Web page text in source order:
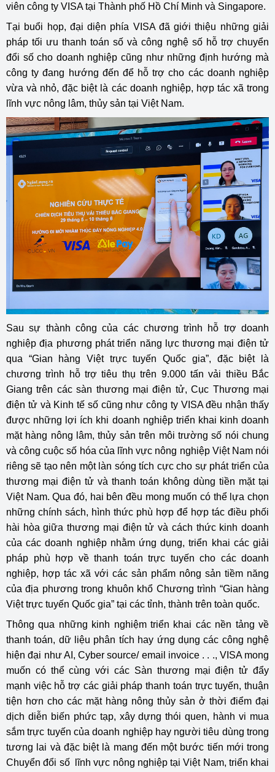
viên công ty VISA tại Thành phố Hồ Chí Minh và Singapore.
Tại buổi họp, đại diện phía VISA đã giới thiệu những giải
pháp tối ưu thanh toán số và công nghệ số hỗ trợ chuyển
đổi số cho doanh nghiệp cũng như những định hướng mà
công ty đang hướng đến để hỗ trợ cho các doanh nghiệp
vừa và nhỏ, đặc biệt là các doanh nghiệp, hợp tác xã trong
lĩnh vực nông lâm, thủy sản tại Việt Nam.
Sau sự thành công của các chương trình hỗ trợ doanh
nghiệp địa phương phát triển năng lực thương mại điện tử
qua “Gian hàng Việt trực tuyến Quốc gia”, đặc biệt là
chương trình hỗ trợ tiêu thụ trên 9.000 tấn vải thiều Bắc
Giang trên các sàn thương mại điện tử, Cục Thương mại
điện tử và Kinh tế số cũng như công ty VISA đều nhận thấy
được những lợi ích khi doanh nghiệp triển khai kinh doanh
mặt hàng nông lâm, thủy sản trên môi trường số nói chung
và công cuộc số hóa của lĩnh vực nông nghiệp Việt Nam nói
riêng sẽ tạo nên một làn sóng tích cực cho sự phát triển của
thương mại điện tử và thanh toán không dùng tiền mặt tại
Việt Nam. Qua đó, hai bên đều mong muốn có thể lựa chọn
những chính sách, hình thức phù hợp để hợp tác điều phối
hài hòa giữa thương mại điện tử và cách thức kinh doanh
của các doanh nghiệp nhằm ứng dụng, triển khai các giải
pháp phù hợp về thanh toán trực tuyến cho các doanh
nghiệp, hợp tác xã với các sản phẩm nông sản tiềm năng
của địa phương trong khuôn khổ Chương trình “Gian hàng
Việt trực tuyến Quốc gia” tại các tỉnh, thành trên toàn quốc.
Thông qua những kinh nghiệm triển khai các nền tảng về
thanh toán, dữ liệu phân tích hay ứng dụng các công nghệ
hiện đại như AI, Cyber source/ email invoice . . ., VISA mong
muốn có thể cùng với các Sàn thương mại điện tử đẩy
mạnh việc hỗ trợ các giải pháp thanh toán trực tuyến, thuận
tiện hơn cho các mặt hàng nông thủy sản ở thời điểm đại
dịch diễn biến phức tạp, xây dựng thói quen, hành vi mua
sắm trực tuyến của doanh nghiệp hay người tiêu dùng trong
tương lai và đặc biệt là mang đến một bước tiến mới trong
Chuyển đổi số lĩnh vực nông nghiệp tại Việt Nam, triển khai